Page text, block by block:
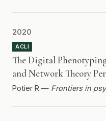
2020
ACLI
The Digital
and Network Theory
Potier R — Frontiers in